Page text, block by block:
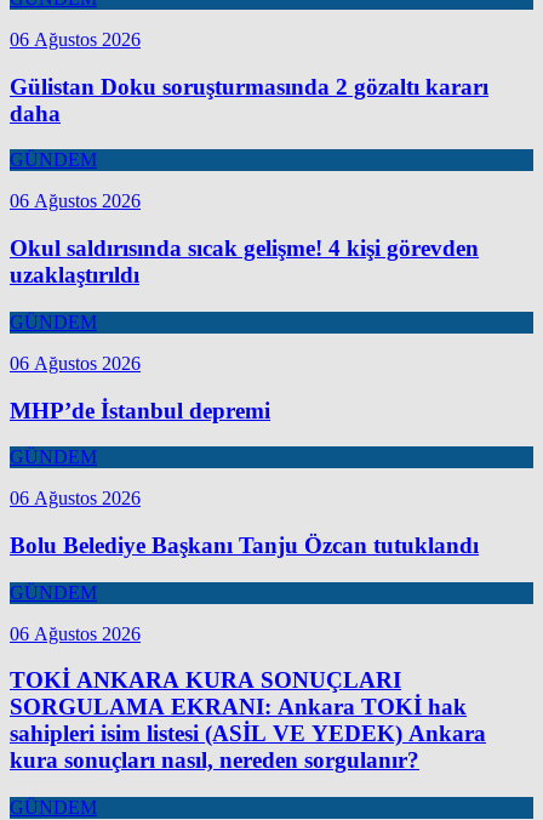
06 Ağustos 2026
Gülistan Doku soruşturmasında 2 gözaltı kararı
daha
GÜNDEM
06 Ağustos 2026
Okul saldırısında sıcak gelişme! 4 kişi görevden
uzaklaştırıldı
GÜNDEM
06 Ağustos 2026
MHP’de İstanbul depremi
GÜNDEM
06 Ağustos 2026
Bolu Belediye Başkanı Tanju Özcan tutuklandı
GÜNDEM
06 Ağustos 2026
TOKİ ANKARA KURA SONUÇLARI
SORGULAMA EKRANI: Ankara TOKİ hak
sahipleri isim listesi (ASİL VE YEDEK) Ankara
kura sonuçları nasıl, nereden sorgulanır?
GÜNDEM